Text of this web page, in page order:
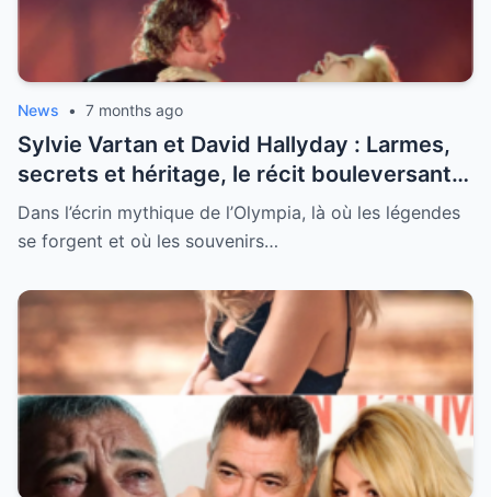
News • 7 months ago
Sylvie Vartan et David Hallyday : Larmes,
secrets et héritage, le récit bouleversant
d’un hommage historique à Johnny à
l’Olympia
Dans l’écrin mythique de l’Olympia, là où les légendes
se forgent et où les souvenirs…